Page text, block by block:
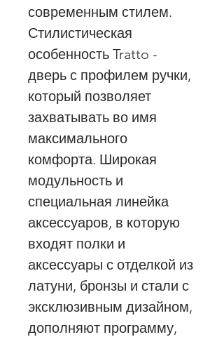
современным стилем.
Стилистическая
особенность Tratto -
дверь с профилем ручки,
который позволяет
захватывать во имя
максимального
комфорта. Широкая
модульность и
специальная линейка
аксессуаров, в которую
входят полки и
аксессуары с отделкой из
латуни, бронзы и стали с
эксклюзивным дизайном,
дополняют программу,